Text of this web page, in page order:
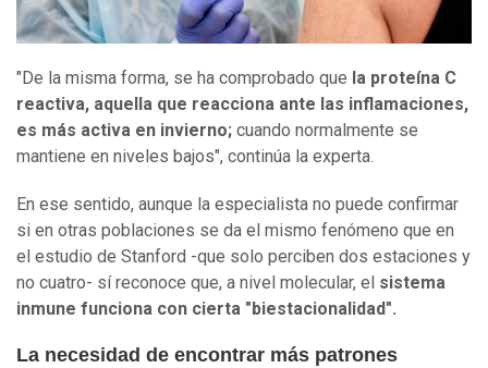
"De la misma forma, se ha comprobado que la proteína C
reactiva, aquella que reacciona ante las inflamaciones,
es más activa en invierno; cuando normalmente se
mantiene en niveles bajos", continúa la experta.
En ese sentido, aunque la especialista no puede confirmar
si en otras poblaciones se da el mismo fenómeno que en
el estudio de Stanford -que solo perciben dos estaciones y
no cuatro- sí reconoce que, a nivel molecular, el sistema
inmune funciona con cierta "biestacionalidad".
La necesidad de encontrar más patrones